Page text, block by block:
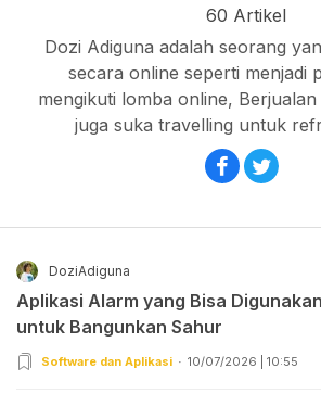
60 Artikel
Dozi Adiguna adalah seorang
secara online seperti menjadi
mengikuti lomba online,
juga suka travelling untuk
DoziAdiguna
Aplikasi Alarm yang Bisa Digunakan
untuk Bangunkan Sahur
Software dan Aplikasi 10/07/2026 | 10:55